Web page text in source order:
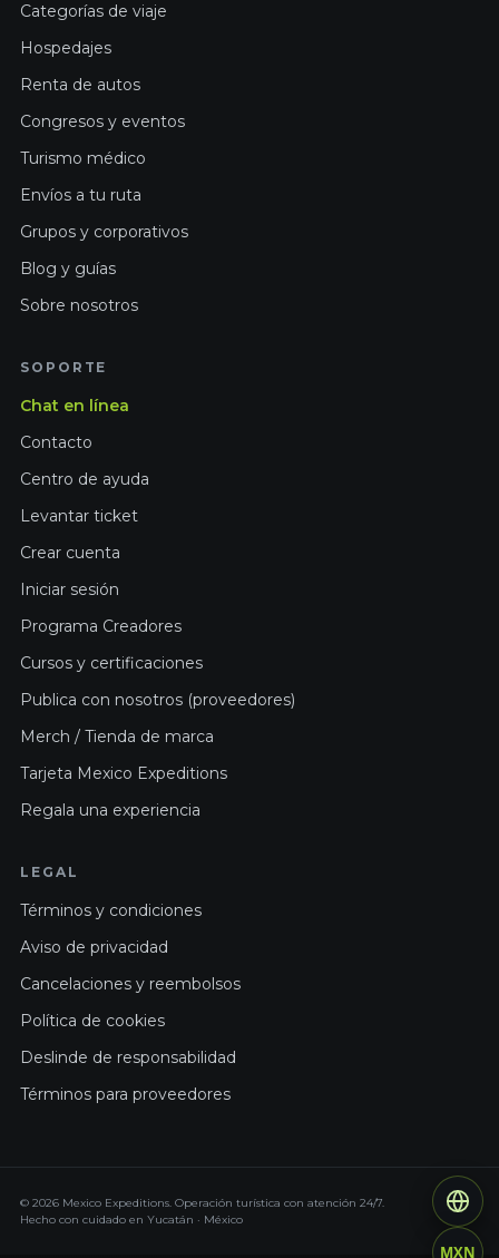
Categorías de viaje
Hospedajes
Renta de autos
Congresos y eventos
Turismo médico
Envíos a tu ruta
Grupos y corporativos
Blog y guías
Sobre nosotros
SOPORTE
Chat en línea
Contacto
Centro de ayuda
Levantar ticket
Crear cuenta
Iniciar sesión
Programa Creadores
Cursos y certificaciones
Publica con nosotros (proveedores)
Merch / Tienda de marca
Tarjeta Mexico Expeditions
Regala una experiencia
LEGAL
Términos y condiciones
Aviso de privacidad
Cancelaciones y reembolsos
Política de cookies
Deslinde de responsabilidad
Términos para proveedores
© 2026 Mexico Expeditions. Operación turística con atención 24/7.
Hecho con cuidado en Yucatán · México
MXN